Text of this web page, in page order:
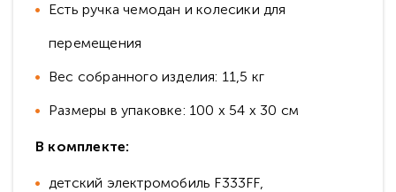
Есть ручка чемодан и колесики для
перемещения
Вес собранного изделия: 11,5 кг
Размеры в упаковке: 100 x 54 x 30 см
В комплекте:
детский электромобиль F333FF,